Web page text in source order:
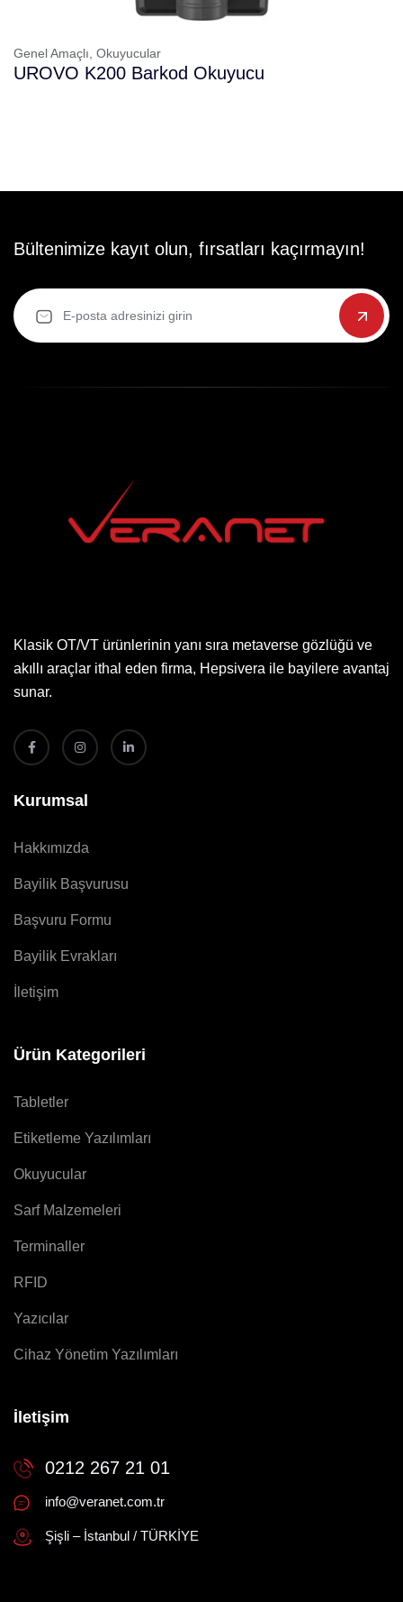
Genel Amaçlı, Okuyucular
UROVO K200 Barkod Okuyucu
Bültenimize kayıt olun, fırsatları kaçırmayın!
Klasik OT/VT ürünlerinin yanı sıra metaverse gözlüğü ve
akıllı araçlar ithal eden firma, Hepsivera ile bayilere avantaj
sunar.
Kurumsal
Hakkımızda
Bayilik Başvurusu
Başvuru Formu
Bayilik Evrakları
İletişim
Ürün Kategorileri
Tabletler
Etiketleme Yazılımları
Okuyucular
Sarf Malzemeleri
Terminaller
RFID
Yazıcılar
Cihaz Yönetim Yazılımları
İletişim
0212 267 21 01
info@veranet.com.tr
Şişli – İstanbul / TÜRKİYE